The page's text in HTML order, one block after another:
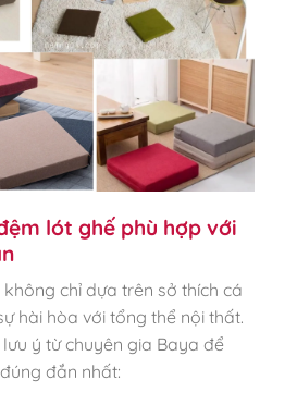
lót ghế phù hợp với
chỉ dựa trên sở thích cá
hài hòa với tổng thể nội thất.
ý từ chuyên gia Baya để
đắn nhất: